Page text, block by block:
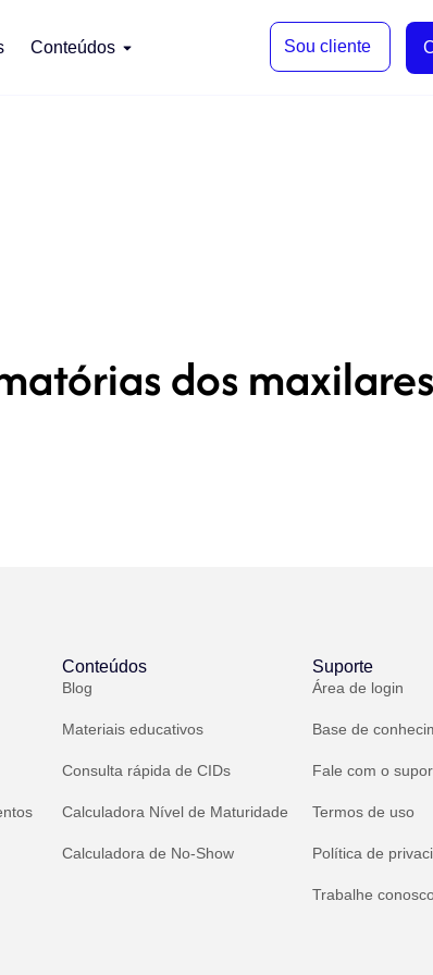
Conteúdos Sou cliente
dos maxilares
Conteúdos
Blog
Materiais educativos
Consulta rápida de CIDs
Calculadora Nível de Maturidade
Calculadora de No-Show
Suporte
Área de login
Base de
Fale com o
Termos de uso
Política de
Trabalhe